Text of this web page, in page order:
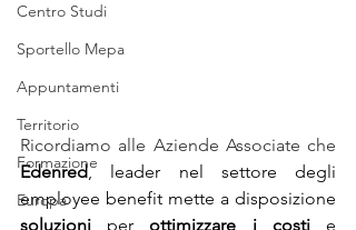
Centro Studi
Sportello Mepa
Appuntamenti
Territorio
Formazione
Europa
Edenred, leader nel settore degli
soluzioni per ottimizzare i costi